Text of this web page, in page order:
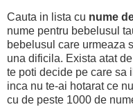
Cauta in lista cu nume
nume pentru bebelusul
bebelusul care urmeaza
una dificila. Exista atat
te poti decide pe care sa
inca nu te-ai hotarat ce
cu de peste 1000 de